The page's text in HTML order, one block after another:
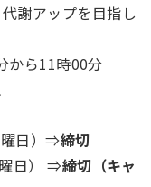
謝アップを目指し
から11時00分
曜日）⇒締切
日） ⇒締切（キャ